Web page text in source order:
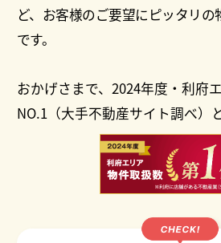
ど、お客様のご要望にピッタリ
です。
おかげさまで、2024年度・利府
NO.1（大手不動産サイト調べ）